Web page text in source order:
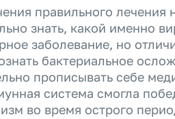
правильного лечения
знать, какой именно
заболевание, но
бактериальное
прописывать себе
система смогла
во время острого